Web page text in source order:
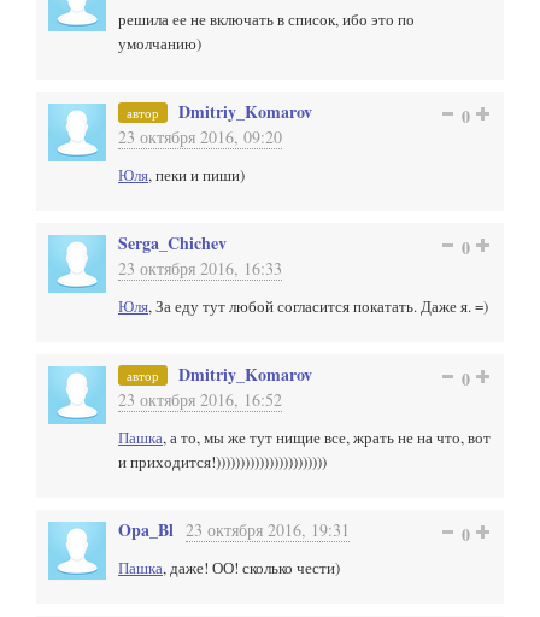
решила ее не включать в список, ибо это по
умолчанию)
автор Dmitriy_Komarov
23 октября 2016, 09:20
0
Юля, пеки и пиши)
Serga_Chichev
23 октября 2016, 16:33
0
Юля, За еду тут любой согласится покатать. Даже я. =)
автор Dmitriy_Komarov
23 октября 2016, 16:52
0
Пашка, а то, мы же тут нищие все, жрать не на что, вот
и приходится!)))))))))))))))))))))))
Opa_Bl 23 октября 2016, 19:31 0
Пашка, даже! ОО! сколько чести)